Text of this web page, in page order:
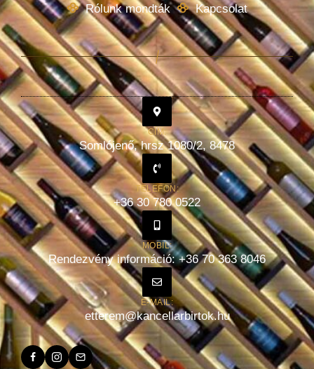
Rólunk mondták
Kapcsolat
CÍM:
Somlójenő, hrsz 1080/2, 8478
TELEFON:
+36 30 780 0522
MOBIL:
Rendezvény információ: +36 70 363 8046
E-MAIL:
etterem@kancellarbirtok.hu